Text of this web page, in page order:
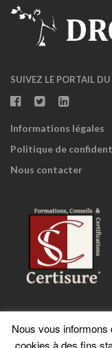
SUIVEZ LE PORTAIL
Informations légales
Politique de
Nous contacter
Nous vous informons
cookies à des fins